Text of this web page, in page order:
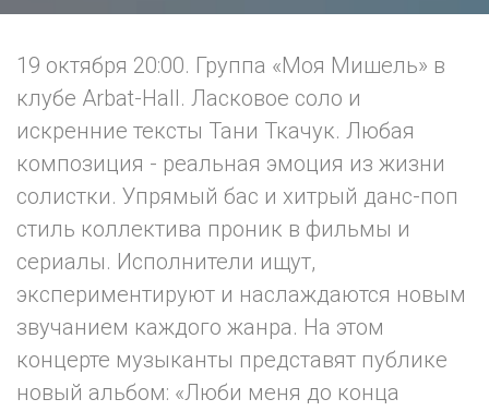
19 октября 20:00. Группа «Моя Мишель» в
клубе Arbat-Hall. Ласковое соло и
искренние тексты Тани Ткачук. Любая
композиция - реальная эмоция из жизни
солистки. Упрямый бас и хитрый данс-поп
стиль коллектива проник в фильмы и
сериалы. Исполнители ищут,
экспериментируют и наслаждаются новым
звучанием каждого жанра. На этом
концерте музыканты представят публике
новый альбом: «Люби меня до конца